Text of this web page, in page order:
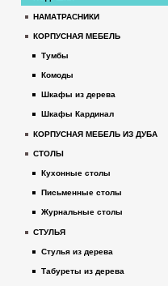
НАМАТРАСНИКИ
КОРПУСНАЯ МЕБЕЛЬ
Тумбы
Комоды
Шкафы из дерева
Шкафы Кардинал
КОРПУСНАЯ МЕБЕЛЬ ИЗ ДУБА
СТОЛЫ
Кухонные столы
Письменные столы
Журнальные столы
СТУЛЬЯ
Стулья из дерева
Табуреты из дерева